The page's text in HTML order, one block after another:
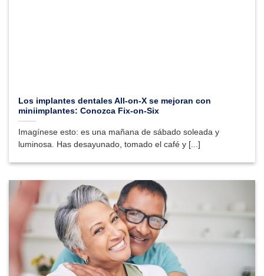
Los implantes dentales All-on-X se mejoran con
miniimplantes: Conozca Fix-on-Six
Imagínese esto: es una mañana de sábado soleada y
luminosa. Has desayunado, tomado el café y [...]